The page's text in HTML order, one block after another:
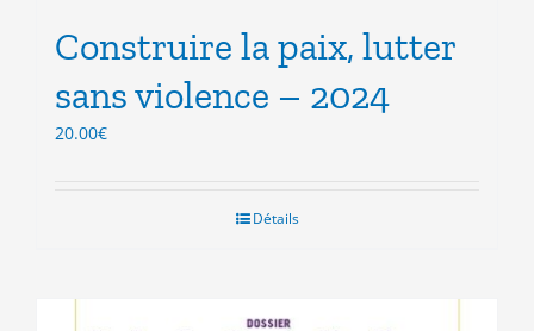
Construire la paix, lutter
sans violence – 2024
20.00€
Détails